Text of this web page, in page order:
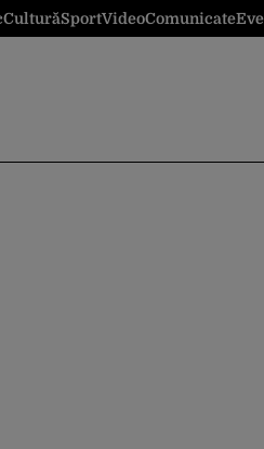
CulturăSportVideoComunicate